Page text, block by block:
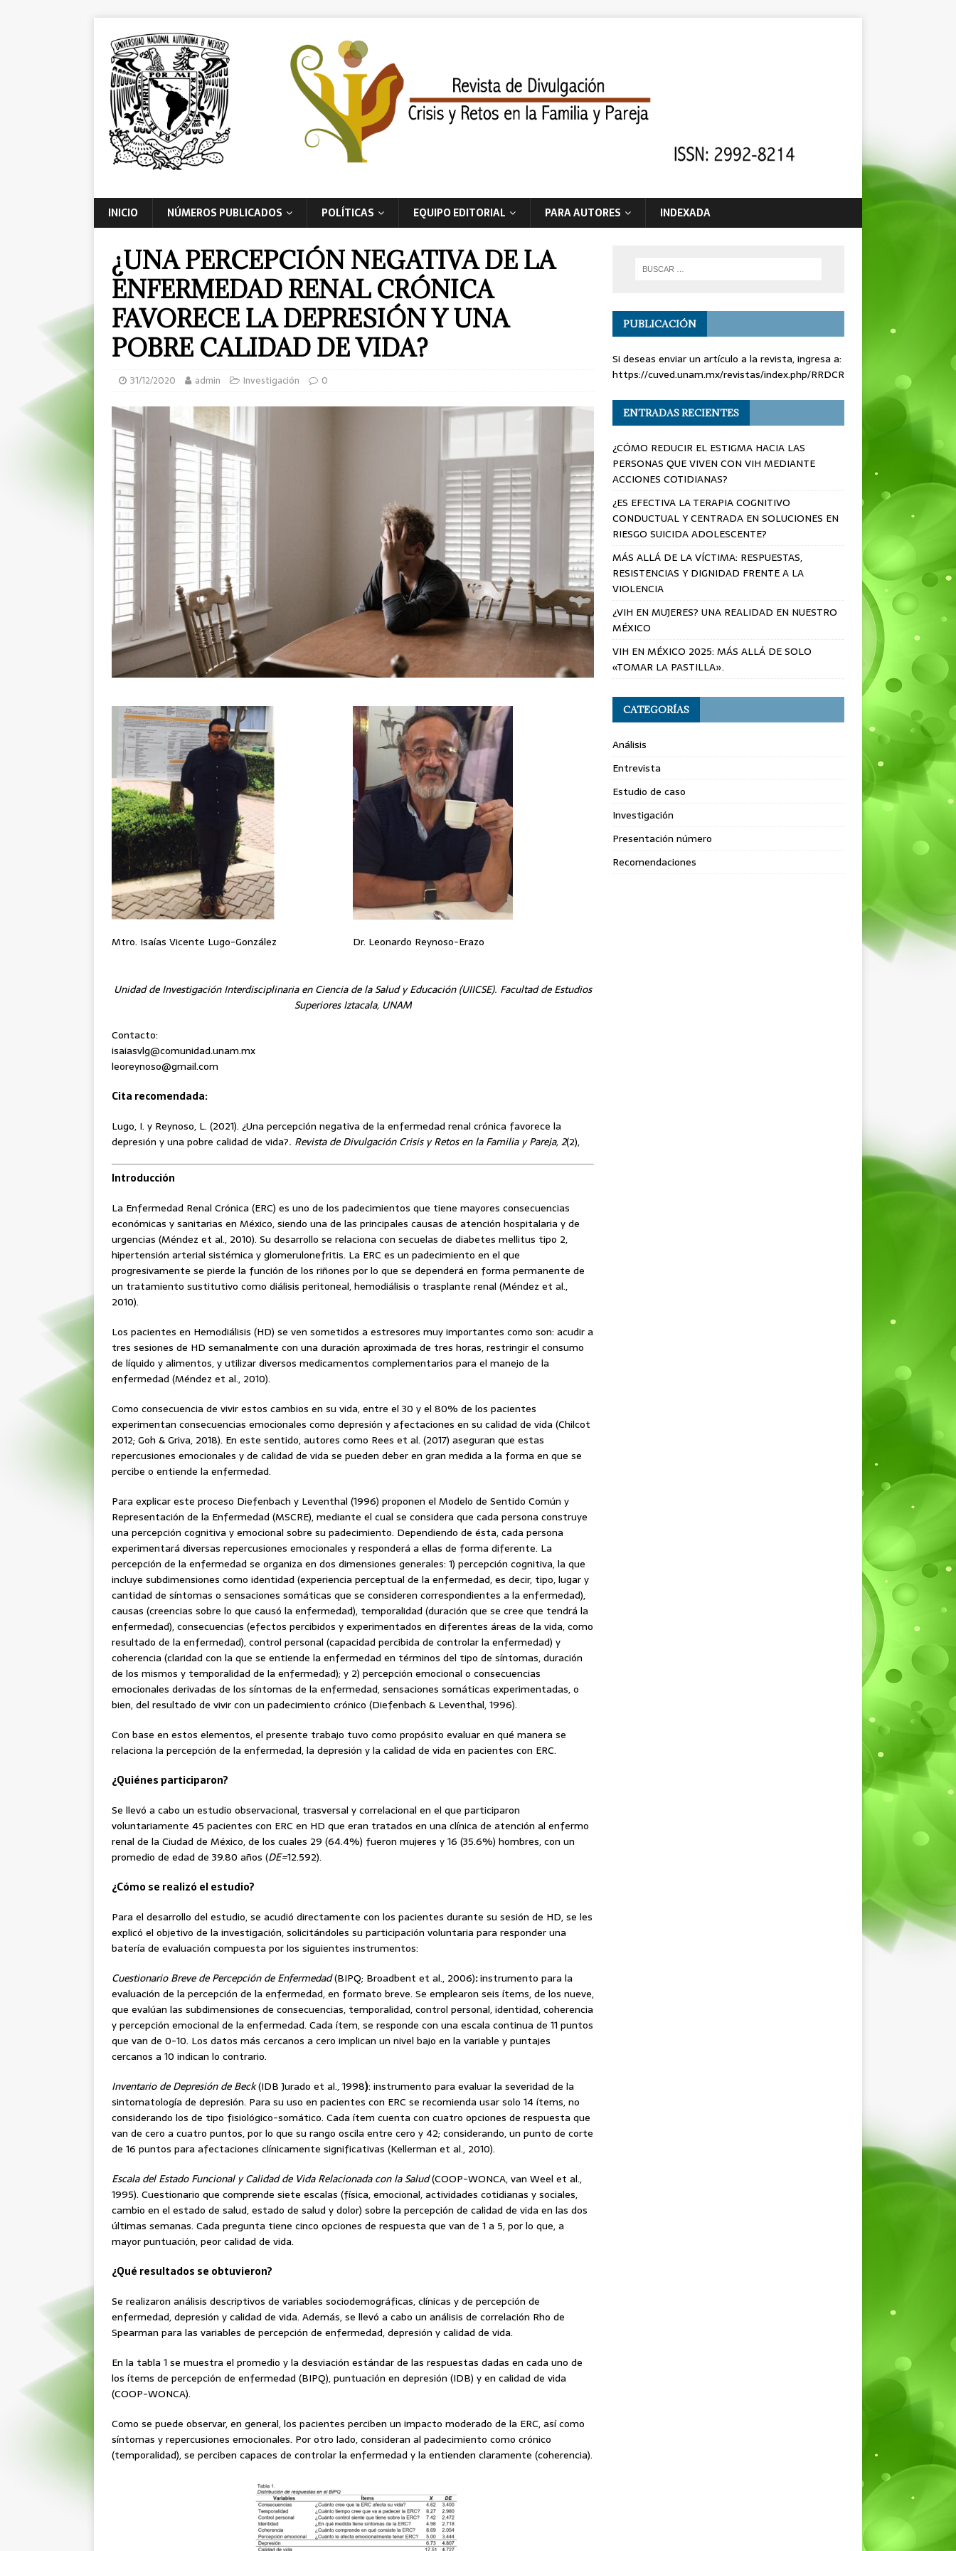
INICIO NÚMEROS PUBLICADOS POLÍTICAS EQUIPO EDITORIAL PARA AUTORES INDEXADA
¿UNA PERCEPCIÓN NEGATIVA DE LA
ENFERMEDAD RENAL CRÓNICA
FAVORECE LA DEPRESIÓN Y UNA
POBRE CALIDAD DE VIDA?
31/12/2020 admin Investigación 0
Mtro. Isaías Vicente Lugo-González Dr. Leonardo Reynoso-Erazo
Unidad de Investigación Interdisciplinaria en Ciencia de la Salud y Educación (UIICSE). Facultad de Estudios
Superiores Iztacala, UNAM
Contacto:
isaiasvlg@comunidad.unam.mx
leoreynoso@gmail.com
Cita recomendada:
Lugo, I. y Reynoso, L. (2021). ¿Una percepción negativa de la enfermedad renal crónica favorece la
depresión y una pobre calidad de vida?. Revista de Divulgación Crisis y Retos en la Familia y Pareja, 2(2),
Introducción
La Enfermedad Renal Crónica (ERC) es uno de los padecimientos que tiene mayores consecuencias
económicas y sanitarias en México, siendo una de las principales causas de atención hospitalaria y de
urgencias (Méndez et al., 2010). Su desarrollo se relaciona con secuelas de diabetes mellitus tipo 2,
hipertensión arterial sistémica y glomerulonefritis. La ERC es un padecimiento en el que
progresivamente se pierde la función de los riñones por lo que se dependerá en forma permanente de
un tratamiento sustitutivo como diálisis peritoneal, hemodiálisis o trasplante renal (Méndez et al.,
2010).
Los pacientes en Hemodiálisis (HD) se ven sometidos a estresores muy importantes como son: acudir a
tres sesiones de HD semanalmente con una duración aproximada de tres horas, restringir el consumo
de líquido y alimentos, y utilizar diversos medicamentos complementarios para el manejo de la
enfermedad (Méndez et al., 2010).
Como consecuencia de vivir estos cambios en su vida, entre el 30 y el 80% de los pacientes
experimentan consecuencias emocionales como depresión y afectaciones en su calidad de vida (Chilcot
2012; Goh & Griva, 2018). En este sentido, autores como Rees et al. (2017) aseguran que estas
repercusiones emocionales y de calidad de vida se pueden deber en gran medida a la forma en que se
percibe o entiende la enfermedad.
Para explicar este proceso Diefenbach y Leventhal (1996) proponen el Modelo de Sentido Común y
Representación de la Enfermedad (MSCRE), mediante el cual se considera que cada persona construye
una percepción cognitiva y emocional sobre su padecimiento. Dependiendo de ésta, cada persona
experimentará diversas repercusiones emocionales y responderá a ellas de forma diferente. La
percepción de la enfermedad se organiza en dos dimensiones generales: 1) percepción cognitiva, la que
incluye subdimensiones como identidad (experiencia perceptual de la enfermedad, es decir, tipo, lugar y
cantidad de síntomas o sensaciones somáticas que se consideren correspondientes a la enfermedad),
causas (creencias sobre lo que causó la enfermedad), temporalidad (duración que se cree que tendrá la
enfermedad), consecuencias (efectos percibidos y experimentados en diferentes áreas de la vida, como
resultado de la enfermedad), control personal (capacidad percibida de controlar la enfermedad) y
coherencia (claridad con la que se entiende la enfermedad en términos del tipo de síntomas, duración
de los mismos y temporalidad de la enfermedad); y 2) percepción emocional o consecuencias
emocionales derivadas de los síntomas de la enfermedad, sensaciones somáticas experimentadas, o
bien, del resultado de vivir con un padecimiento crónico (Diefenbach & Leventhal, 1996).
Con base en estos elementos, el presente trabajo tuvo como propósito evaluar en qué manera se
relaciona la percepción de la enfermedad, la depresión y la calidad de vida en pacientes con ERC.
¿Quiénes participaron?
Se llevó a cabo un estudio observacional, trasversal y correlacional en el que participaron
voluntariamente 45 pacientes con ERC en HD que eran tratados en una clínica de atención al enfermo
renal de la Ciudad de México, de los cuales 29 (64.4%) fueron mujeres y 16 (35.6%) hombres, con un
promedio de edad de 39.80 años (DE=12.592).
¿Cómo se realizó el estudio?
Para el desarrollo del estudio, se acudió directamente con los pacientes durante su sesión de HD, se les
explicó el objetivo de la investigación, solicitándoles su participación voluntaria para responder una
batería de evaluación compuesta por los siguientes instrumentos:
Cuestionario Breve de Percepción de Enfermedad(BIPQ; Broadbent et al., 2006):instrumento para la
evaluación de la percepción de la enfermedad, en formato breve. Se emplearon seis ítems, de los nueve,
que evalúan las subdimensiones de consecuencias, temporalidad, control personal, identidad, coherencia
y percepción emocional de la enfermedad. Cada ítem, se responde con una escala continua de 11 puntos
que van de 0-10. Los datos más cercanos a cero implican un nivel bajo en la variable y puntajes
cercanos a 10 indican lo contrario.
Inventario de Depresión de Beck(IDB Jurado et al., 1998): instrumento para evaluar la severidad de la
sintomatología de depresión. Para su uso en pacientes con ERC se recomienda usar solo 14 ítems, no
considerando los de tipo fisiológico-somático. Cada ítem cuenta con cuatro opciones de respuesta que
van de cero a cuatro puntos, por lo que su rango oscila entre cero y 42; considerando, un punto de corte
de 16 puntos para afectaciones clínicamente significativas (Kellerman et al., 2010).
Escala del Estado Funcional y Calidad de Vida Relacionada con la Salud(COOP-WONCA, van Weel et al.,
1995). Cuestionario que comprende siete escalas (física, emocional, actividades cotidianas y sociales,
cambio en el estado de salud, estado de salud y dolor) sobre la percepción de calidad de vida en las dos
últimas semanas. Cada pregunta tiene cinco opciones de respuesta que van de 1 a 5, por lo que, a
mayor puntuación, peor calidad de vida.
¿Qué resultados se obtuvieron?
Se realizaron análisis descriptivos de variables sociodemográficas, clínicas y de percepción de
enfermedad, depresión y calidad de vida. Además, se llevó a cabo un análisis de correlación Rho de
Spearman para las variables de percepción de enfermedad, depresión y calidad de vida.
En la tabla 1 se muestra el promedio y la desviación estándar de las respuestas dadas en cada uno de
los ítems de percepción de enfermedad (BIPQ), puntuación en depresión (IDB) y en calidad de vida
(COOP-WONCA).
Como se puede observar, en general, los pacientes perciben un impacto moderado de la ERC, así como
síntomas y repercusiones emocionales. Por otro lado, consideran al padecimiento como crónico
(temporalidad), se perciben capaces de controlar la enfermedad y la entienden claramente (coherencia).
PUBLICACIÓN
Si deseas enviar un artículo a la revista, ingresa a:
https://cuved.unam.mx/revistas/index.php/RRDCR
ENTRADAS RECIENTES
¿CÓMO REDUCIR EL ESTIGMA HACIA LAS
PERSONAS QUE VIVEN CON VIH MEDIANTE
ACCIONES COTIDIANAS?
¿ES EFECTIVA LA TERAPIA COGNITIVO
CONDUCTUAL Y CENTRADA EN SOLUCIONES EN
RIESGO SUICIDA ADOLESCENTE?
MÁS ALLÁ DE LA VÍCTIMA: RESPUESTAS,
RESISTENCIAS Y DIGNIDAD FRENTE A LA
VIOLENCIA
¿VIH EN MUJERES? UNA REALIDAD EN NUESTRO
MÉXICO
VIH EN MÉXICO 2025: MÁS ALLÁ DE SOLO
«TOMAR LA PASTILLA».
CATEGORÍAS
Análisis
Entrevista
Estudio de caso
Investigación
Presentación número
Recomendaciones